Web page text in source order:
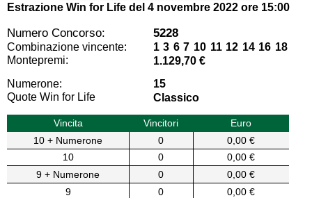
Estrazione Win for Life del 4 novembre 2022 ore 15:00
Numero Concorso: 5228
Combinazione vincente:
1 3 6 7 10 11 12 14 16 18
Montepremi:
1.129,70 €
Numerone:
15
Quote Win for Life
Classico
Vincita Vincitori
Euro
10 + Numerone
0
0,00 €
10
0
0,00 €
9 + Numerone
0
0,00 €
9
0
0,00 €